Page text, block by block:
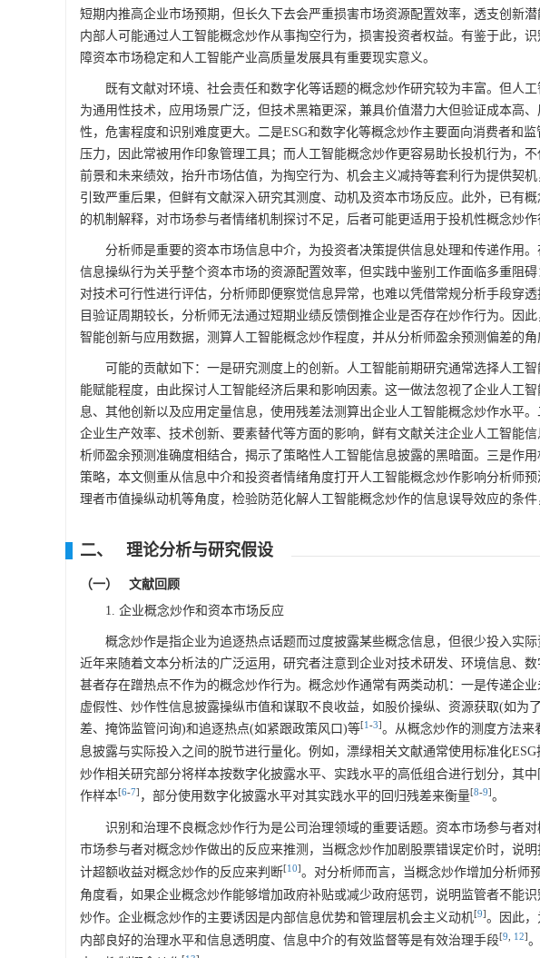
短期内推高企业市场预期，但长久下去会严重损害市场资源配置效率，透支创新
内部人可能通过人工智能概念炒作从事掏空行为，损害投资者权益。有鉴于此，
障资本市场稳定和人工智能产业高质量发展具有重要现实意义。
既有文献对环境、社会责任和数字化等话题的概念炒作研究较为丰富。但人
为通用性技术，应用场景广泛，但技术黑箱更深，兼具价值潜力大但验证成本高
性，危害程度和识别难度更大。二是ESG和数字化等概念炒作主要面向消费者和
压力，因此常被用作印象管理工具；而人工智能概念炒作更容易助长投机行为，
前景和未来绩效，抬升市场估值，为掏空行为、机会主义减持等套利行为提供契
引致严重后果，但鲜有文献深入研究其测度、动机及资本市场反应。此外，已有
的机制解释，对市场参与者情绪机制探讨不足，后者可能更适用于投机性概念炒作
分析师是重要的资本市场信息中介，为投资者决策提供信息处理和传递作用
信息操纵行为关乎整个资本市场的资源配置效率，但实践中鉴别工作面临多重阻
对技术可行性进行评估，分析师即便察觉信息异常，也难以凭借常规分析手段穿
目验证周期较长，分析师无法通过短期业绩反馈倒推企业是否存在炒作行为。因
智能创新与应用数据，测算人工智能概念炒作程度，并从分析师盈余预测偏差的
可能的贡献如下：一是研究测度上的创新。人工智能前期研究通常选择人工
能赋能程度，由此探讨人工智能经济后果和影响因素。这一做法忽视了企业人工
息、其他创新以及应用定量信息，使用残差法测算出企业人工智能概念炒作水平
企业生产效率、技术创新、要素替代等方面的影响，鲜有文献关注企业人工智能
析师盈余预测准确度相结合，揭示了策略性人工智能信息披露的黑暗面。三是作
策略，本文侧重从信息中介和投资者情绪角度打开人工智能概念炒作影响分析师
理者市值操纵动机等角度，检验防范化解人工智能概念炒作的信息误导效应的条
二、 理论分析与研究假设
（一） 文献回顾
1. 企业概念炒作和资本市场反应
概念炒作是指企业为追逐热点话题而过度披露某些概念信息，但很少投入实
近年来随着文本分析法的广泛运用，研究者注意到企业对技术研发、环境信息、
甚者存在蹭热点不作为的概念炒作行为。概念炒作通常有两类动机：一是传递企
虚假性、炒作性信息披露操纵市值和谋取不良收益，如股价操纵、资源获取(如为
差、掩饰监管问询)和追逐热点(如紧跟政策风口)等[1 -3]。从概念炒作的测度方法
息披露与实际投入之间的脱节进行量化。例如，漂绿相关文献通常使用标准化
炒作相关研究部分将样本按数字化披露水平、实践水平的高低组合进行划分，其
作样本[6-7] ，部分使用数字化披露水平对其实践水平的回归残差来衡量[8-9]。
识别和治理不良概念炒作行为是公司治理领域的重要话题。资本市场参与者
市场参与者对概念炒作做出的反应来推测，当概念炒作加剧股票错误定价时，说
计超额收益对概念炒作的反应来判断[10]。对分析师而言，当概念炒作增加分析师
角度看，如果企业概念炒作能够增加政府补贴或减少政府惩罚，说明监管者不能
炒作。企业概念炒作的主要诱因是内部信息优势和管理层机会主义动机[9]。因此
内部良好的治理水平和信息透明度、信息中介的有效监督等是有效治理手段[9 12]